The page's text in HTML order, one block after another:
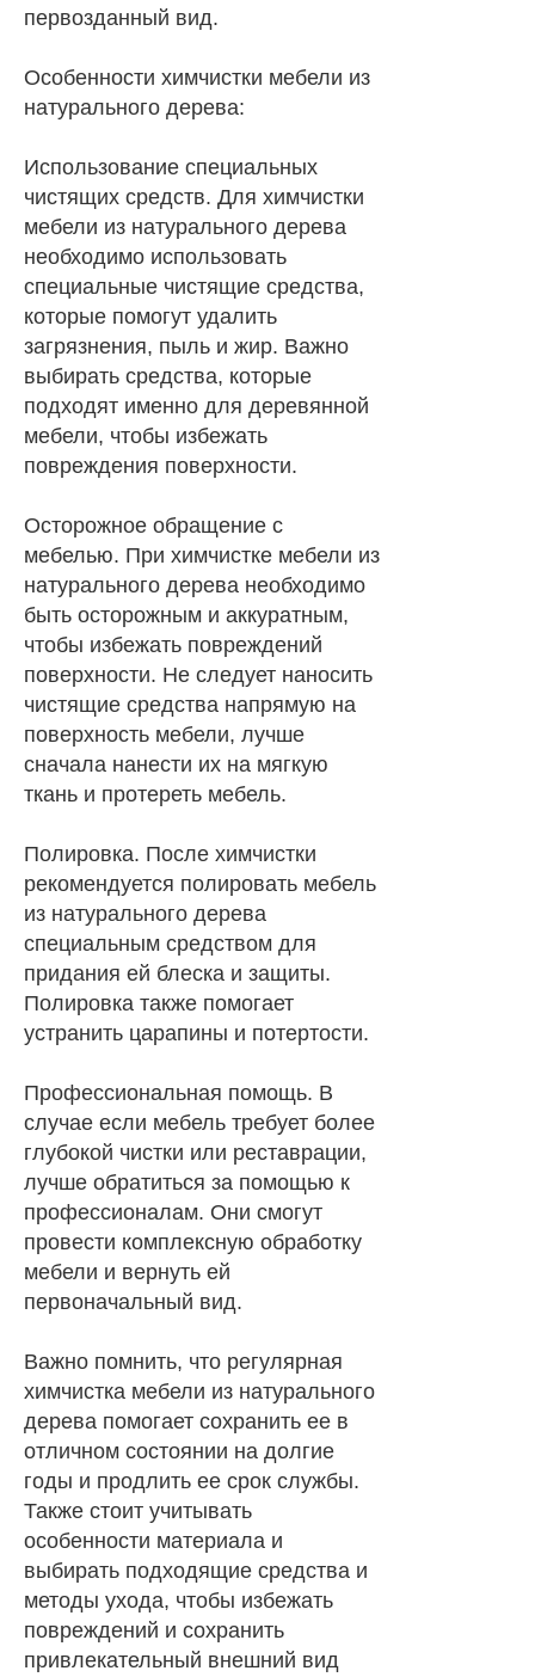
первозданный вид.
Особенности химчистки мебели из
натурального дерева:
Использование специальных
чистящих средств. Для химчистки
мебели из натурального дерева
необходимо использовать
специальные чистящие средства,
которые помогут удалить
загрязнения, пыль и жир. Важно
выбирать средства, которые
подходят именно для деревянной
мебели, чтобы избежать
повреждения поверхности.
Осторожное обращение с
мебелью. При химчистке мебели из
натурального дерева необходимо
быть осторожным и аккуратным,
чтобы избежать повреждений
поверхности. Не следует наносить
чистящие средства напрямую на
поверхность мебели, лучше
сначала нанести их на мягкую
ткань и протереть мебель.
Полировка. После химчистки
рекомендуется полировать мебель
из натурального дерева
специальным средством для
придания ей блеска и защиты.
Полировка также помогает
устранить царапины и потертости.
Профессиональная помощь. В
случае если мебель требует более
глубокой чистки или реставрации,
лучше обратиться за помощью к
профессионалам. Они смогут
провести комплексную обработку
мебели и вернуть ей
первоначальный вид.
Важно помнить, что регулярная
химчистка мебели из натурального
дерева помогает сохранить ее в
отличном состоянии на долгие
годы и продлить ее срок службы.
Также стоит учитывать
особенности материала и
выбирать подходящие средства и
методы ухода, чтобы избежать
повреждений и сохранить
привлекательный внешний вид